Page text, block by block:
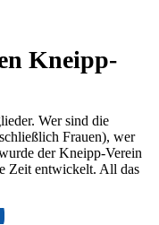
Kneipp-
Wer sind die
Frauen), wer
der Kneipp-Verein
Zeit entwickelt. All das